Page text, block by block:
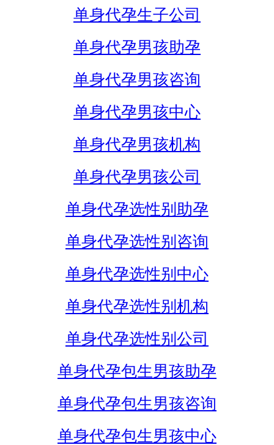
单身代孕生子公司
单身代孕男孩助孕
单身代孕男孩咨询
单身代孕男孩中心
单身代孕男孩机构
单身代孕男孩公司
单身代孕选性别助孕
单身代孕选性别咨询
单身代孕选性别中心
单身代孕选性别机构
单身代孕选性别公司
单身代孕包生男孩助孕
单身代孕包生男孩咨询
单身代孕包生男孩中心